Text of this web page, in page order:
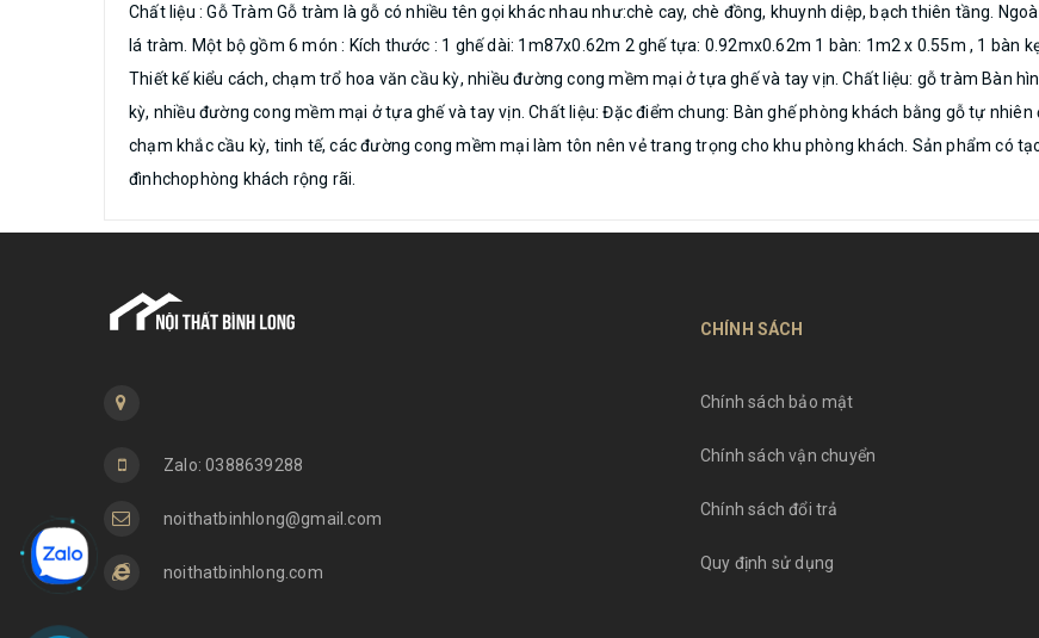
Chất liệu : Gỗ Tràm Gỗ tràm là gỗ có nhiều tên gọi khác nhau như:chè cay, chè đồng, khuynh diệp, bạch thiên tầng.
lá tràm. Một bộ gồm 6 món : Kích thước : 1 ghế dài: 1m87x0.62m 2 ghế tựa: 0.92mx0.62m 1 bàn: 1m2 x 0.55m , 1 bàn
Thiết kế kiểu cách, chạm trổ hoa văn cầu kỳ, nhiều đường cong mềm mại ở tựa ghế và tay vịn. Chất liệu: gỗ tràm Bàn
kỳ, nhiều đường cong mềm mại ở tựa ghế và tay vịn. Chất liệu: Đặc điểm chung: Bàn ghế phòng khách bằng gỗ tự
chạm khắc cầu kỳ, tinh tế, các đường cong mềm mại làm tôn nên vẻ trang trọng cho khu phòng khách. Sản phẩm có
đìnhchophòng khách rộng rãi.
Zalo: 0388639288
noithatbinhlong@gmail.com
noithatbinhlong.com
CHÍNH SÁCH
Chính sách bảo mật
Chính sách vận chuyển
Chính sách đổi trả
Quy định sử dụng